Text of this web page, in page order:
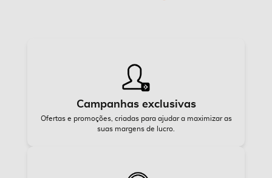
Campanhas exclusivas
Ofertas e promoções, criadas para ajudar a maximizar as
suas margens de lucro.